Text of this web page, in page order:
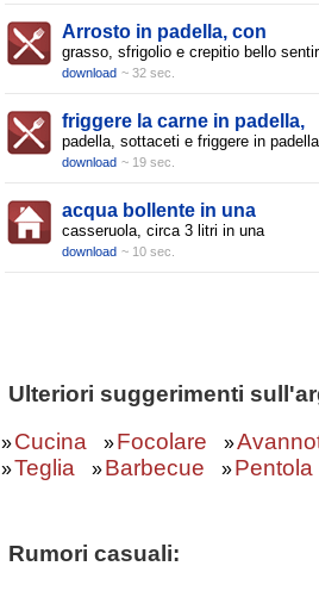
Arrosto in padella, con
grasso, sfrigolio e crepitio bello
download ~ 32 sec.
friggere la carne in padella,
padella, sottaceti e friggere in padella
download ~ 19 sec.
acqua bollente in una
casseruola, circa 3 litri in una
download ~ 10 sec.
Ulteriori suggerimenti
»Cucina »Focolare »
»Teglia »Barbecue »Pentola
Rumori casuali: